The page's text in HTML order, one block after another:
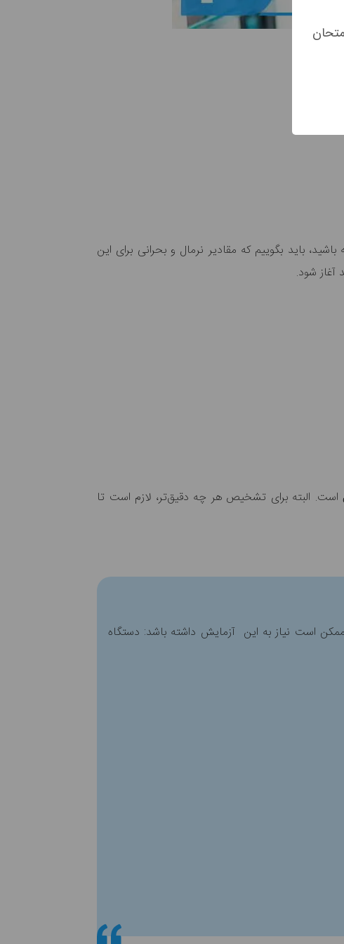
باید بگوییم که مقادیر نرمال و بحرانی برای این
آغاز شود.
است. البته برای تشخیص هر چه دقیق‌تر، لازم است تا
ممکن است نیاز به این آزمایش داشته باشد: دستگاه